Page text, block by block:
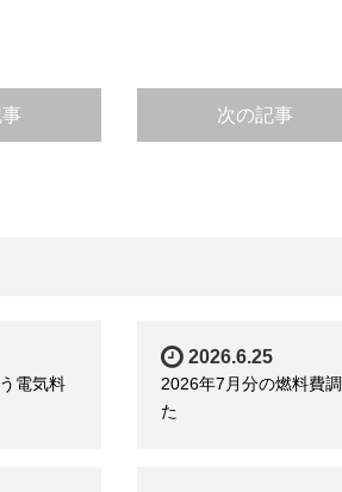
次の記事
電気料
2026.6.25
2026年7月分の燃料費
た